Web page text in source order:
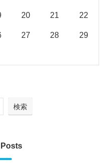
20 21 22
27 28 29
検索